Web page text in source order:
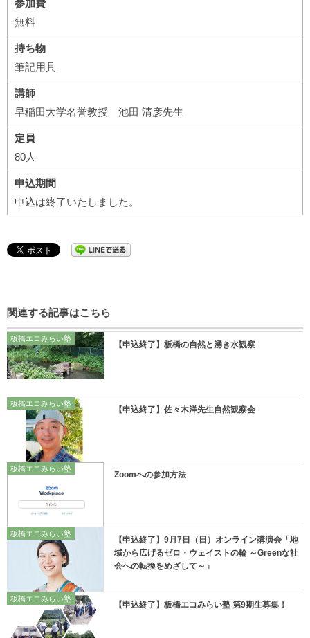
参加費
無料
持ち物
筆記用具
講師
早稲田大学名誉教授 池田 清彦先生
定員
80人
申込期間
申込は終了いたしました。
関連する記事はこちら
板橋エコみらい塾
【申込終了】板橋の自然と湧き水観察
板橋エコみらい塾
【申込終了】佐々木洋先生自然観察会
板橋エコみらい塾
Zoomへの参加方法
板橋エコみらい塾
【申込終了】9月7日（日）オンライン講演会「地
域から広げるゼロ・ウェイストの輪 ～Greenな社
会への転換をめざして～」
板橋エコみらい塾
【申込終了】板橋エコみらい塾 第9期生募集！